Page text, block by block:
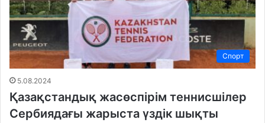
Спорт
5.08.2024
Қазақстандық жасөспірім теннисшілер
Сербиядағы жарыста үздік шықты